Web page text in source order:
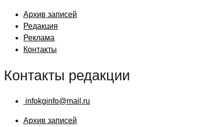
Архив записей
Редакция
Реклама
Контакты
Контакты редакции
infokginfo@mail.ru
Архив записей